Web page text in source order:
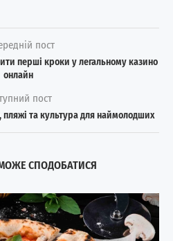
пост
перші кроки у легальному казино
онлайн
пост
та культура для наймолодших
СПОДОБАТИСЯ